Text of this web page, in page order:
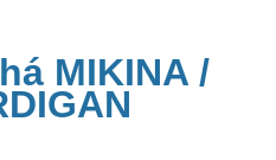
MIKINA /